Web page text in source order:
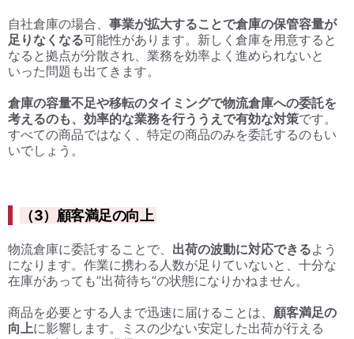
自社倉庫の場合、 事業が拡大することで倉庫の保管容量が
足りなくなる可能性があります。新しく倉庫を用意すると
なると拠点が分散され、業務を効率よく進められないと
いった問題も出てきます。
倉庫の容量不足や移転のタイミングで物流倉庫への委託を
考えるのも、効率的な業務を行ううえで有効な対策です。
すべての商品ではなく、特定の商品のみを委託するのもい
いでしょう。
（3）顧客満足の向上
物流倉庫に委託することで、 出荷の波動に対応できるよう
になります。作業に携わる人数が足りていないと、十分な
在庫があっても”出荷待ち”の状態になりかねません。
商品を必要とする人まで迅速に届けることは、 顧客満足の
向上に影響します。ミスの少ない安定した出荷が行える